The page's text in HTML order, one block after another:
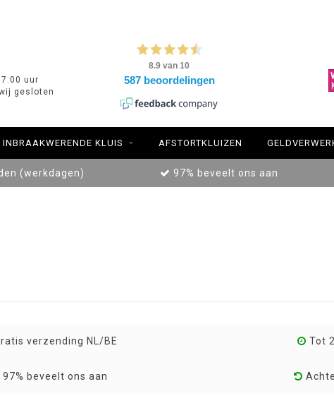
uur
gesloten
INBRAAKWERENDE KLUIS AFSTORTKLUIZEN
(werkdagen) 97% beveelt ons aan
verzending NL/BE Tot
97% beveelt ons aan